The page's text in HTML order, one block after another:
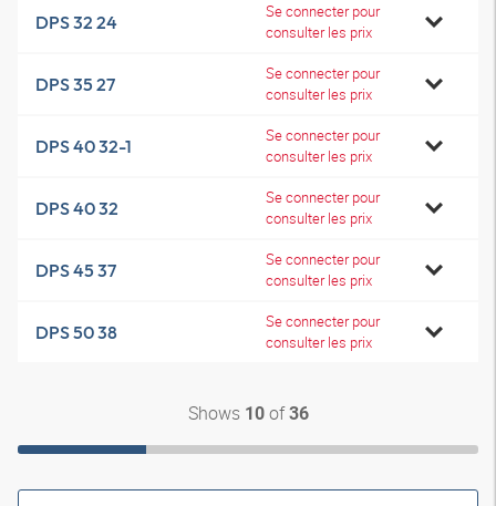
DPS 32 24
Se connecter pour
consulter les prix
DPS 35 27
Se connecter pour
consulter les prix
DPS 40 32-1
Se connecter pour
consulter les prix
DPS 40 32
Se connecter pour
consulter les prix
DPS 45 37
Se connecter pour
consulter les prix
DPS 50 38
Se connecter pour
consulter les prix
Shows 10of36